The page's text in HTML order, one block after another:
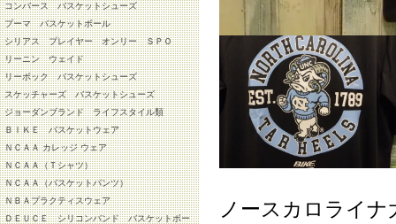
コンバース バスケットシューズ
プーマ バスケットボール
シリアス プレイヤー オンリー ＳＰＯ
リーニン ウェイド
リーボック バスケットシューズ
スケッチャーズ バスケットシューズ
ジョーダンブランド ライフスタイル類
ＢＩＫＥ バスケットウェア
ＮＣＡＡ カレッジ ウェア
ＮＣＡＡ（Ｔシャツ）
ＮＣＡＡ（バスケットパンツ）
ＮＢＡプラクティスウェア
ＤＥＵＣＥ シリコンバンド バスケットボー
ノースカロライ